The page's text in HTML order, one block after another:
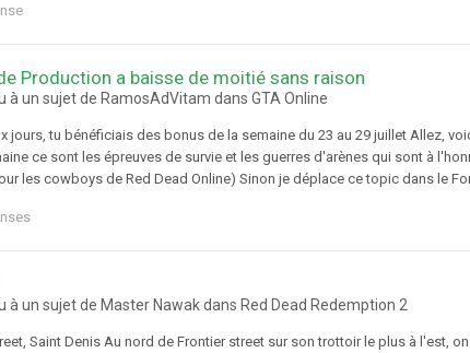
Production a baisse de moitié sans raison
à un sujet de RamosAdVitam dans GTA Online
jours, tu bénéficiais des bonus de la semaine du 23 au 29 juillet Allez,
ce sont les épreuves de survie et les guerres d'arènes qui sont à
les cowboys de Red Dead Online) Sinon je déplace ce topic dans le
à un sujet de Master Nawak dans Red Dead Redemption 2
Saint Denis Au nord de Frontier street sur son trottoir le plus à l'est,